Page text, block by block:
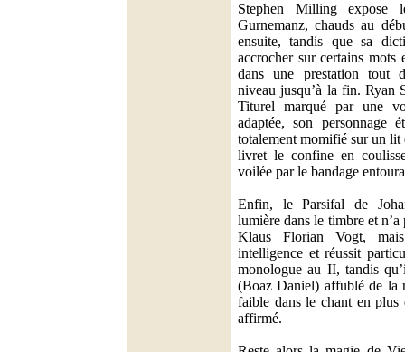
Stephen Milling expose
Gurnemanz, chauds au
ensuite, tandis que sa
accrocher sur certains mots
dans une prestation tout
niveau jusqu’à la fin. Ryan
Titurel marqué par une
adaptée, son personnage
totalement momifié sur un lit
livret le confine en
voilée par le bandage
Enfin, le Parsifal de
lumière dans le timbre et
Klaus Florian Vogt,
intelligence et réussit
monologue au II, tandis
(Boaz Daniel) affublé de la
faible dans le chant en plus
affirmé.